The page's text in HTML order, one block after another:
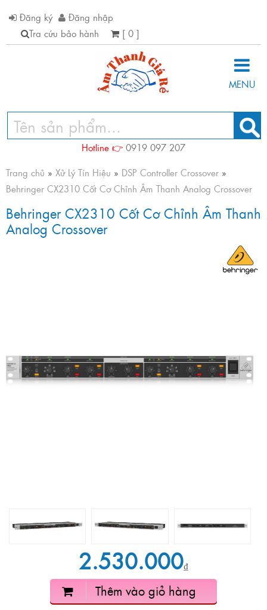
Đăng ký
Đăng nhập
Tra cứu bảo hành
[ 0 ]
MENU
Hotline 👉 0919 097 207
Trang chủ » Xử Lý Tín Hiệu » DSP Controller Crossover »
Behringer CX2310 Cốt Cơ Chỉnh Âm Thanh Analog Crossover
Behringer CX2310 Cốt Cơ Chỉnh Âm Thanh
Analog Crossover
2.530.000₫
Thêm vào giỏ hàng